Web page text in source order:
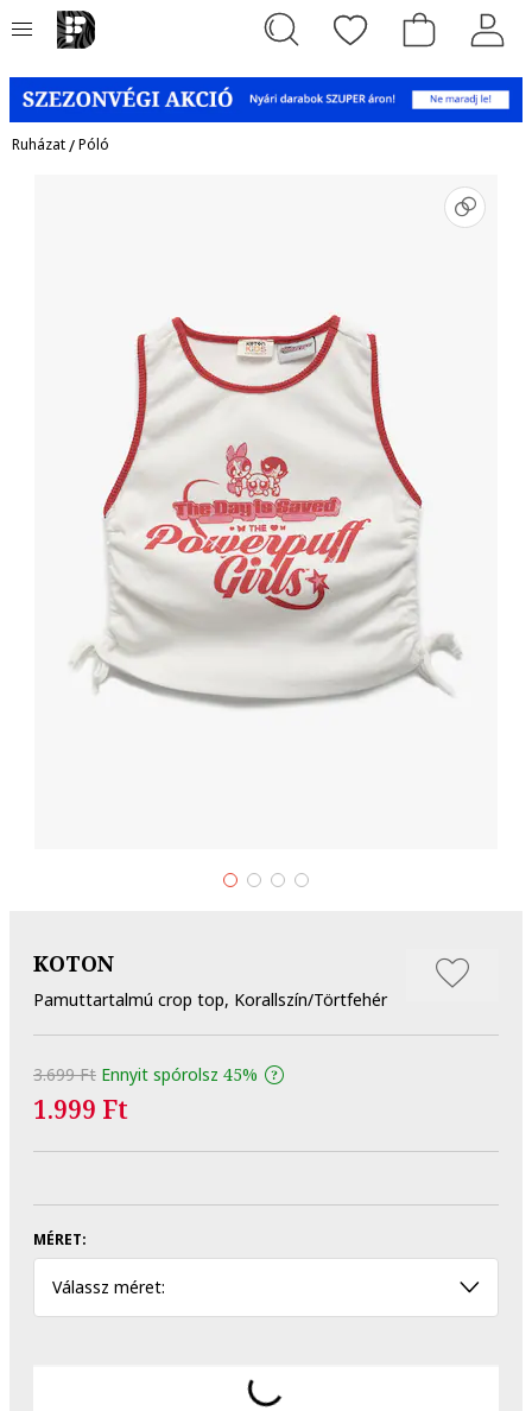
Ruházat/Póló
KOTON
Pamuttartalmú crop top, Korallszín/Törtfehér
3.699 Ft Ennyit spórolsz 45%
1.999 Ft
MÉRET:
Válassz méret: